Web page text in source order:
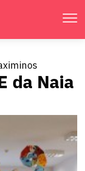
da Naia